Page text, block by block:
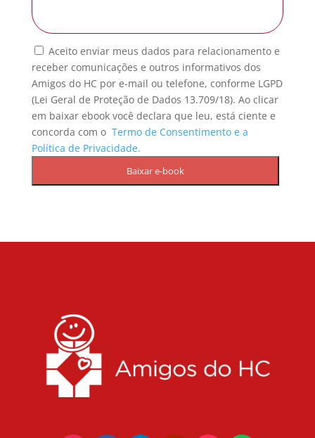
Aceito enviar meus dados para relacionamento e
receber comunicações e outros informativos dos
Amigos do HC por e-mail ou telefone, conforme LGPD
(Lei Geral de Proteção de Dados 13.709/18). Ao clicar
em baixar ebook você declara que leu, está ciente e
concorda com o Termo de Consentimento e a
Política de Privacidade.
Baixar e-book